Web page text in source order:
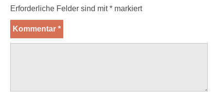
Erforderliche Felder sind mit* markiert
Kommentar*